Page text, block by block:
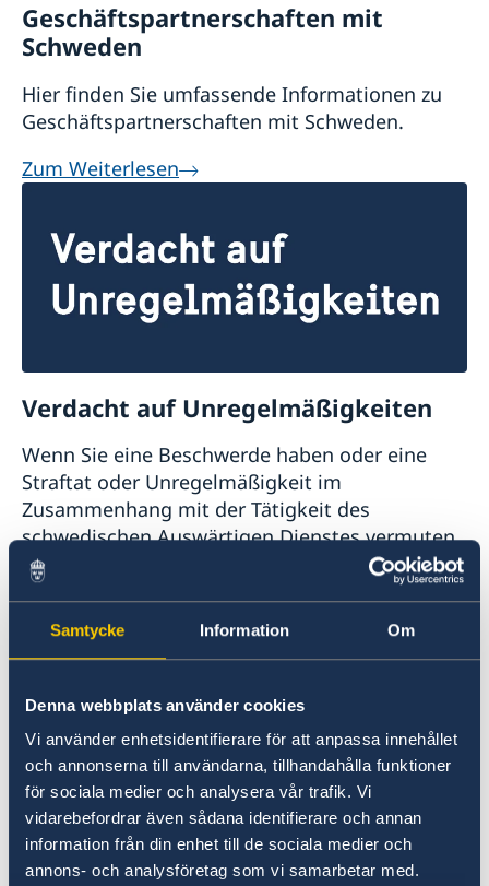
Samtycke Information Om
Denna webbplats använder cookies
Vi använder enhetsidentifierare för att anpassa innehållet
och annonserna till användarna, tillhandahålla funktioner
för sociala medier och analysera vår trafik. Vi
vidarebefordrar även sådana identifierare och annan
information från din enhet till de sociala medier och
annons- och analysföretag som vi samarbetar med.
Geschäftspartnerschaften mit
Schweden
Hier finden Sie umfassende Informationen zu
Geschäftspartnerschaften mit Schweden.
Zum Weiterlesen
Verdacht auf Unregelmäßigkeiten
Wenn Sie eine Beschwerde haben oder eine
Straftat oder Unregelmäßigkeit im
Zusammenhang mit der Tätigkeit des
schwedischen Auswärtigen Dienstes vermuten,
können Sie dies dem schwedischen
Außenministerium melden.
Beschwerde gegen den Auswärtigen
Dienst einreichen (Englisch)
Verdacht einer Straftat oder andere
Unregelmäßigkeiten melden (Englisch)